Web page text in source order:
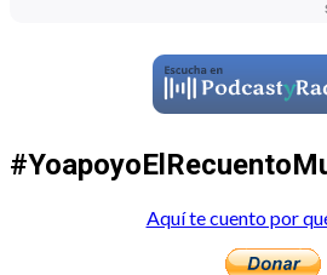
Aquí te cuento por